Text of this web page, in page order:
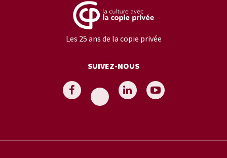
Les 25 ans de la copie privée
SUIVEZ-NOUS